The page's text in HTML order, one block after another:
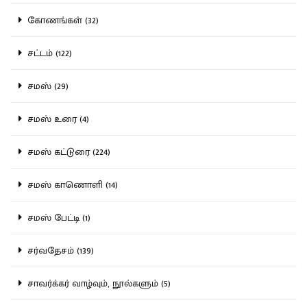
கோணங்கள் (32)
சட்டம் (122)
சமஸ் (29)
சமஸ் உரை (4)
சமஸ் கட்டுரை (224)
சமஸ் காணொளி (14)
சமஸ் பேட்டி (1)
சர்வதேசம் (139)
சாவர்க்கர் வாழ்வும், நூல்களும் (5)